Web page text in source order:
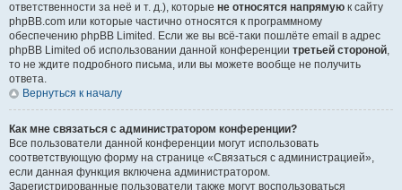
ответственности за неё и т. д.), которые не относятся напрямую к сайту
phpBB.com или которые частично относятся к программному
обеспечению phpBB Limited. Если же вы всё-таки пошлёте email в адрес
phpBB Limited об использовании данной конференции третьей стороной,
то не ждите подробного письма, или вы можете вообще не получить
ответа.
Вернуться к началу
Как мне связаться с администратором конференции?
Все пользователи данной конференции могут использовать
соответствующую форму на странице «Связаться с администрацией»,
если данная функция включена администратором.
Зарегистрированные пользователи также могут воспользоваться